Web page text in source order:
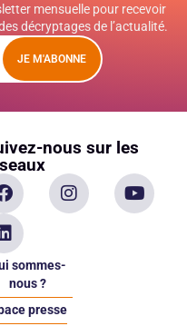
mensuelle pour recevoir
décryptages de l’actualité.
JE M'ABONNE
nous sur les
sommes-
nous ?
presse